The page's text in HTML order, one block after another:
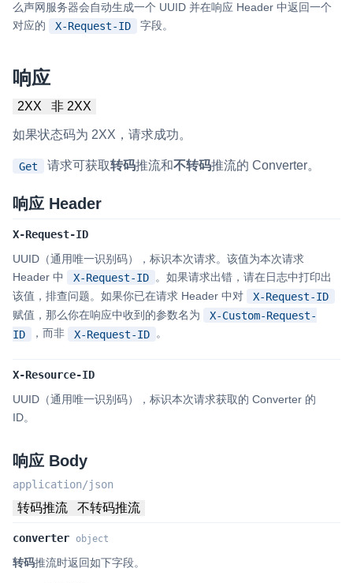
云市场
一站式实时互动模块的选型、购买、账号打通
云端录制
本地服务端录制
旁路推流
PPT 转码服务
快速高效的文档转换解决方案
水晶球
控制台
灵动会议 NEW
低代码集成、灵活定制、超低延时的音视频会议
么声网服务器会自动生成一个 UUID 并在响应 Header 中返回一个
对应的
X-Request-ID 字段。
响应
2XX 非 2XX
如果状态码为 2XX，请求成功。
Get 请求可获取转码推流和不转码推流的 Converter。
响应 Header
X-Request-ID
UUID（通用唯一识别码），标识本次请求。该值为本次请求
Header 中
X-Request-ID
。如果请求出错，请在日志中打印出
该值，排查问题。如果你已在请求 Header 中对
X-Request-ID
赋值，那么你在响应中收到的参数名为
X-Custom-Request-
ID
，而非 X-Request-ID 。
X-Resource-ID
UUID（通用唯一识别码），标识本次请求获取的 Converter 的
ID。
响应 Body
application/json
转码推流 不转码推流
converter object
转码推流时返回如下字段。